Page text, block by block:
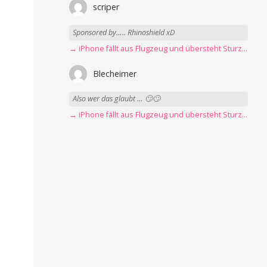
scriper
Sponsored by….. Rhinoshield xD
→ iPhone fällt aus Flugzeug und übersteht Sturz unbeschadet
Blecheimer
Also wer das glaubt … 🙄🙄
→ iPhone fällt aus Flugzeug und übersteht Sturz unbeschadet